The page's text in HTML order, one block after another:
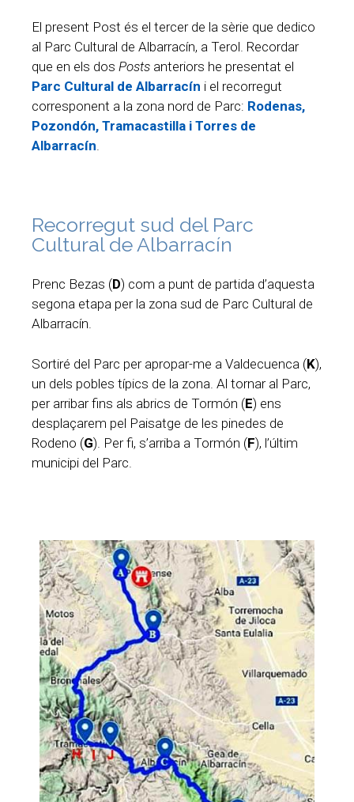
El present Post és el tercer de la sèrie que dedico
al Parc Cultural de Albarracín, a Terol. Recordar
que en els dos Posts anteriors he presentat el
Parc Cultural de Albarracín i el recorregut
corresponent a la zona nord de Parc: Rodenas,
Pozondón, Tramacastilla i Torres de
Albarracín
Recorregut sud del Parc
Cultural de Albarracín
Prenc Bezas (D) com a punt de partida d’aquesta
segona etapa per la zona sud de Parc Cultural de
Albarracín.
Sortiré del Parc per apropar-me a Valdecuenca (K),
un dels pobles típics de la zona. Al tornar al Parc,
per arribar fins als abrics de Tormón (E) ens
desplaçarem pel Paisatge de les pinedes de
Rodeno (G). Per fi, s’arriba a Tormón (F), l’últim
municipi del Parc.